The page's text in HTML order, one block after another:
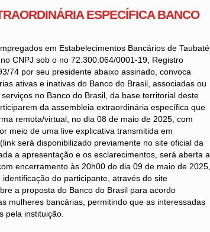
ESPECÍFICA BANCO
em Estabelecimentos Bancários de Taubaté
CNPJ sob o no 72.300.064/0001-19, Registro
74 por seu presidente abaixo assinado, convoca
ativas e inativas do Banco do Brasil, associadas ou
no Banco do Brasil, da base territorial deste
da assembleia extraordinária específica que
remota/virtual, no dia 08 de maio de 2025, com
meio de uma live explicativa transmitida em
será disponibilizado previamente no site oficial da
a apresentação e os esclarecimentos, será aberta a
encerramento às 20h00 do dia 09 de maio de 2025,
do participante, através do site
a proposta do Banco do Brasil para acordo
mulheres bancárias, permitindo que as interessadas
pela instituição.